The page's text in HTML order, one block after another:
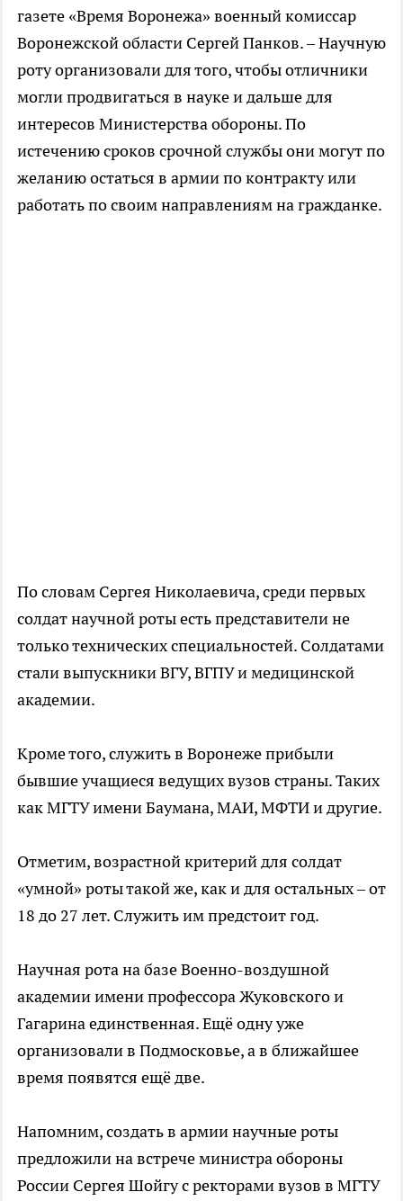
газете «Время Воронежа» военный комиссар
Воронежской области Сергей Панков. – Научную
роту организовали для того, чтобы отличники
могли продвигаться в науке и дальше для
интересов Министерства обороны. По
истечению сроков срочной службы они могут по
желанию остаться в армии по контракту или
работать по своим направлениям на гражданке.
По словам Сергея Николаевича, среди первых
солдат научной роты есть представители не
только технических специальностей. Солдатами
стали выпускники ВГУ, ВГПУ и медицинской
академии.
Кроме того, служить в Воронеже прибыли
бывшие учащиеся ведущих вузов страны. Таких
как МГТУ имени Баумана, МАИ, МФТИ и другие.
Отметим, возрастной критерий для солдат
«умной» роты такой же, как и для остальных – от
18 до 27 лет. Служить им предстоит год.
Научная рота на базе Военно-воздушной
академии имени профессора Жуковского и
Гагарина единственная. Ещё одну уже
организовали в Подмосковье, а в ближайшее
время появятся ещё две.
Напомним, создать в армии научные роты
предложили на встрече министра обороны
России Сергея Шойгу с ректорами вузов в МГТУ